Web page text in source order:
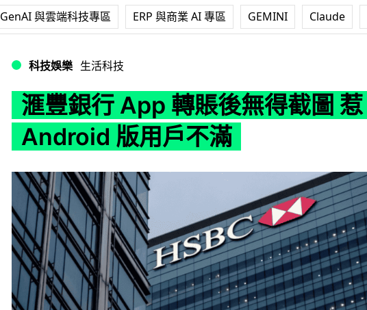
GenAI 與雲端科技專區 ERP 與商業 AI 專區 GEMINI Claude
科技娛樂 生活科技
滙豐銀行 App 轉賬後無得截圖 惹
Android 版用戶不滿